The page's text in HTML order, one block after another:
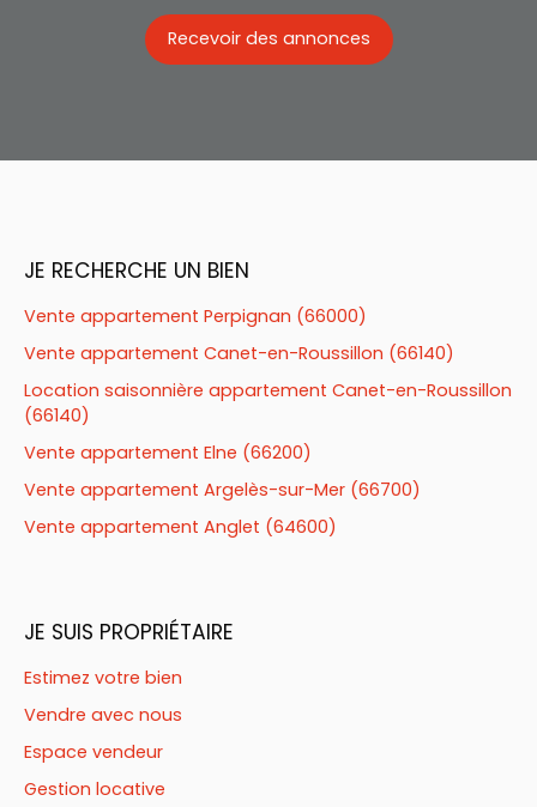
Recevoir des annonces
JE RECHERCHE UN BIEN
Vente appartement Perpignan (66000)
Vente appartement Canet-en-Roussillon (66140)
Location saisonnière appartement Canet-en-Roussillon
(66140)
Vente appartement Elne (66200)
Vente appartement Argelès-sur-Mer (66700)
Vente appartement Anglet (64600)
JE SUIS PROPRIÉTAIRE
Estimez votre bien
Vendre avec nous
Espace vendeur
Gestion locative